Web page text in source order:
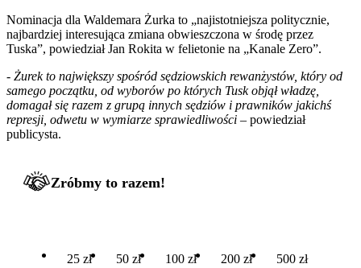
Nominacja dla Waldemara Żurka to „najistotniejsza politycznie,
najbardziej interesująca zmiana obwieszczona w środę przez
Tuska”, powiedział Jan Rokita w felietonie na „Kanale Zero”.
- Żurek to największy spośród sędziowskich rewanżystów, który od
samego początku, od wyborów po których Tusk objął władzę,
domagał się razem z grupą innych sędziów i prawników jakichś
represji, odwetu w wymiarze sprawiedliwości – powiedział
publicysta.
Zróbmy to razem!
25 zł 50 zł 100 zł 200 zł 500 zł